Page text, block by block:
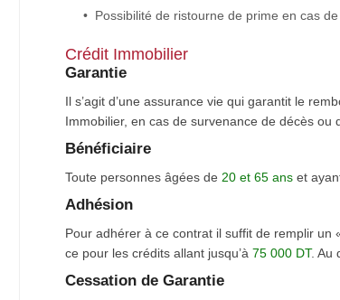
• Possibilité de ristourne de prime en cas
Crédit Immobilier
Garantie
Il s’agit d’une assurance vie qui garantit le
Immobilier, en cas de survenance de décès ou
Bénéficiaire
Toute personnes âgées de 20 et 65 ans et
Adhésion
Pour adhérer à ce contrat il suffit de remplir un
ce pour les crédits allant jusqu’à 75 000 DT. Au
Cessation de Garantie